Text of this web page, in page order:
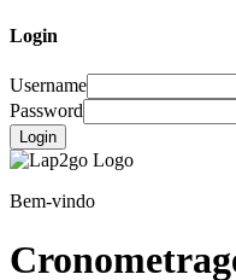
Login
Username
Password
Login
Bem-vindo